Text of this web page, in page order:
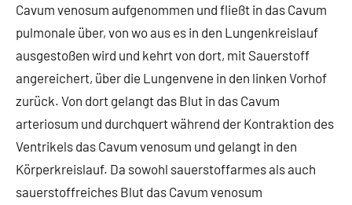
Cavum venosum aufgenommen und fließt in das Cavum
pulmonale über, von wo aus es in den Lungenkreislauf
ausgestoßen wird und kehrt von dort, mit Sauerstoff
angereichert, über die Lungenvene in den linken Vorhof
zurück. Von dort gelangt das Blut in das Cavum
arteriosum und durchquert während der Kontraktion des
Ventrikels das Cavum venosum und gelangt in den
Körperkreislauf. Da sowohl sauerstoffarmes als auch
sauerstoffreiches Blut das Cavum venosum